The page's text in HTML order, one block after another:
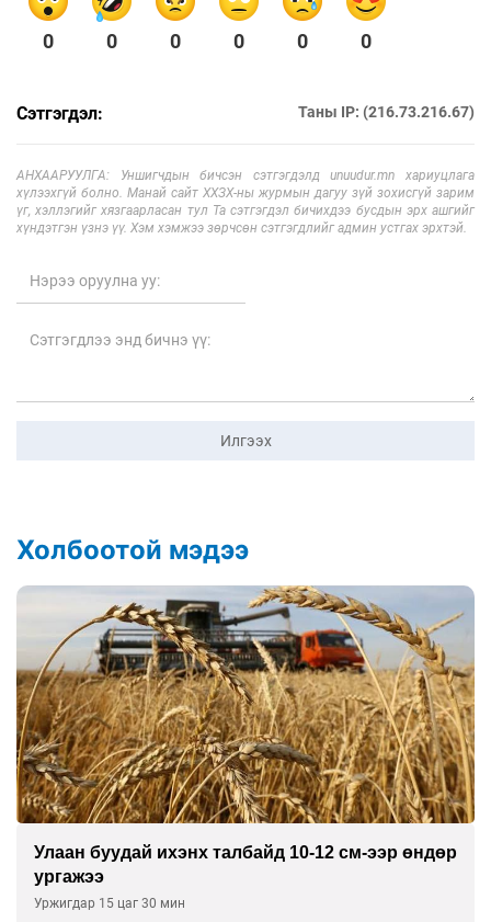
0 0 0 0 0 0
Сэтгэгдэл: Таны IP: (216.73.216.67)
АНХААРУУЛГА: Уншигчдын бичсэн сэтгэгдэлд unuudur.mn хариуцлага
хүлээхгүй болно. Манай сайт ХХЗХ-ны журмын дагуу зүй зохисгүй зарим
үг, хэллэгийг хязгаарласан тул Та сэтгэгдэл бичихдээ бусдын эрх ашгийг
хүндэтгэн үзнэ үү. Хэм хэмжээ зөрчсөн сэтгэгдлийг админ устгах эрхтэй.
Илгээх
Холбоотой мэдээ
Улаан буудай ихэнх талбайд 10-12 см-ээр өндөр
ургажээ
Уржигдар 15 цаг 30 мин